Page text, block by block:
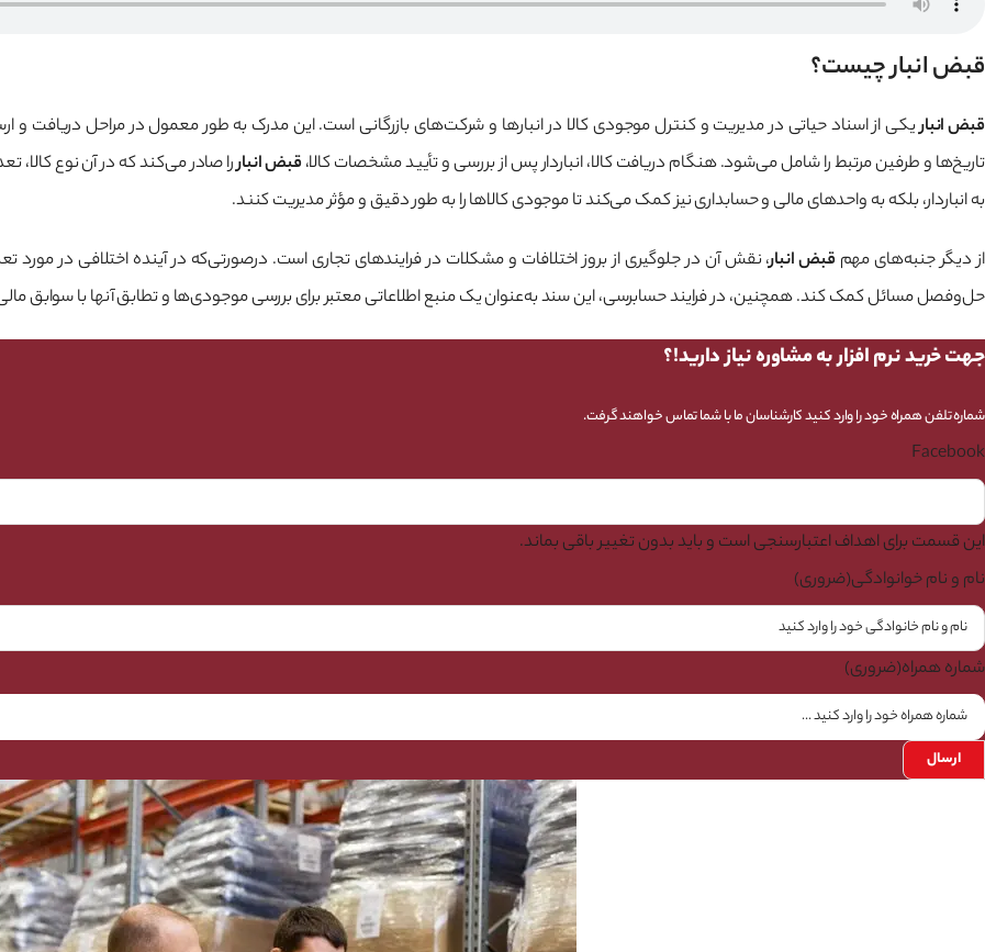
قبض انبار چیست؟
قبض انباریکی از اسناد حیاتی در مدیریت و کنترل موجودی کالا در انبارها و شرکت‌های بازرگانی است. این مدرک به طور معمول در مراحل دریافت و
تاریخ‌ها و طرفین مرتبط را شامل می‌شود. هنگام دریافت کالا، انباردار پس از بررسی و تأیید مشخصات کالا،قبض انباررا صادر می‌کند که در آن نوع کالا،
به انباردار، بلکه به واحدهای مالی و حسابداری نیز کمک می‌کند تا موجودی کالاها را به طور دقیق و مؤثر مدیریت کنند.
از دیگر جنبه‌های مهمقبض انبار، نقش آن در جلوگیری از بروز اختلافات و مشکلات در فرایندهای تجاری است. درصورتی‌که در آینده اختلافی در مورد
حل‌وفصل مسائل کمک کند. همچنین، در فرایند حسابرسی، این سند به‌عنوان یک منبع اطلاعاتی معتبر برای بررسی موجودی‌ها و تطابق آنها با سوابق
جهت خرید نرم افزار به مشاوره نیاز دارید!؟
شماره تلفن همراه خود را وارد کنید کارشناسان ما با شما تماس خواهند گرفت.
Facebook
این قسمت برای اهداف اعتبارسنجی است و باید بدون تغییر باقی بماند.
نام و نام خوانوادگی(ضروری)
شماره همراه(ضروری)